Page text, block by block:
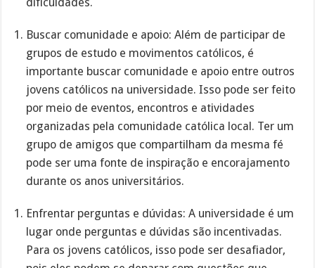
Buscar comunidade e apoio: Além de participar de
grupos de estudo e movimentos católicos, é
importante buscar comunidade e apoio entre outros
jovens católicos na universidade. Isso pode ser feito
por meio de eventos, encontros e atividades
organizadas pela comunidade católica local. Ter um
grupo de amigos que compartilham da mesma fé
pode ser uma fonte de inspiração e encorajamento
durante os anos universitários.
Enfrentar perguntas e dúvidas: A universidade é um
lugar onde perguntas e dúvidas são incentivadas.
Para os jovens católicos, isso pode ser desafiador,